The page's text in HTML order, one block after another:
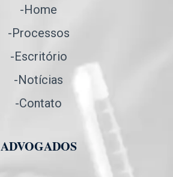
-Home
-Processos
-Escritório
-Notícias
-Contato
ADVOGADOS